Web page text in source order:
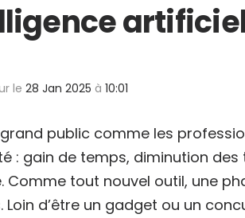
le 28 Jan 2025 à 10:01
public comme les
: gain de temps, diminution
tout nouvel outil, une
d’être un gadget ou un